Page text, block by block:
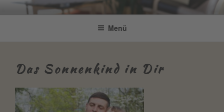
InhaltBe Connected by Bettina Bonkas
Resilienz | Coaching | Englisch +
Menü
Das Sonnenkind in Dir